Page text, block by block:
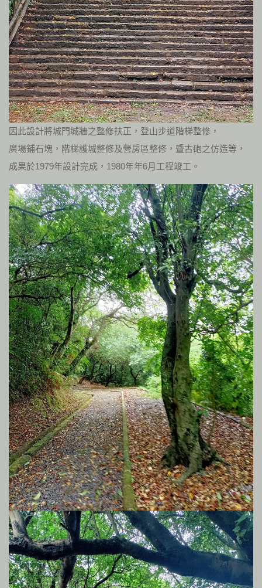
因此設計將城門城牆之整修扶正，登山步道階梯整修，
廣場鋪石塊，階梯護城整修及營房區整修，暨古砲之仿造等，
成果於1979年設計完成，1980年年6月工程竣工。